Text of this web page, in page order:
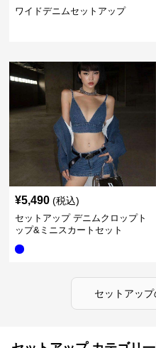
ワイドデニムセットアップ
¥5,490 (税込)
セットアップ デニムクロップト
ップ&ミニスカートセット
セットアップ